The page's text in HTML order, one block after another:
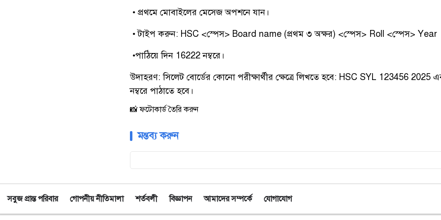
• প্রথমে মোবাইলের মেসেজ অপশনে যান।
• টাইপ করুন: HSC <স্পেস> Board name (প্রথম ৩ অক্ষর) <স্পেস> Roll <স্পেস> Year
•পাঠিয়ে দিন 16222 নম্বরে।
উদাহরণ: সিলেট বোর্ডের কোনো পরীক্ষার্থীর ক্ষেত্রে লিখতে হবে: HSC SYL 123456 2025
নম্বরে পাঠাতে হবে।
📸 ফটোকার্ড তৈরি করুন
মন্তব্য করুন
সবুজ প্রান্ত পরিবার গোপনীয় নীতিমালা শর্তবলী বিজ্ঞাপন আমাদের সম্পর্কে যোগাযোগ